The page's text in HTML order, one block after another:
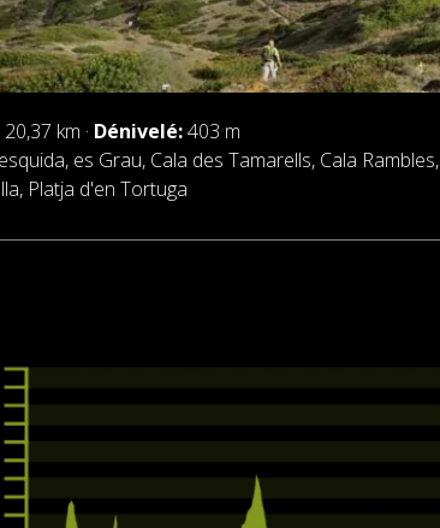
20,37 km · Dénivelé:403 m
es Grau, Cala des Tamarells, Cala Rambles,
Platja d'en Tortuga